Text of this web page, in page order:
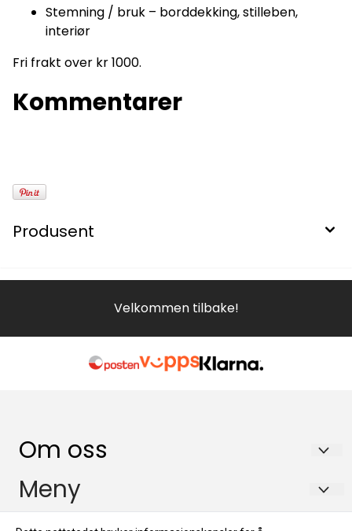
Stemning / bruk – borddekking, stilleben,
interiør
Fri frakt over kr 1000.
Kommentarer
Produsent
Velkommen tilbake!
Om oss
Galleri SOS AS
Petter Dass gt 1
Meny